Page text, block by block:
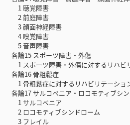
1 聴覚障害
2 前庭障害
3 顔面神経障害
4 嗅覚障害
5 音声障害
各論15 スポーツ障害・外傷
1 スポーツ障害・外傷に対するリハビ
各論16 骨粗鬆症
1 骨粗鬆症に対するリハビリテーショ
各論17 サルコペニア・ロコモティブシ
1 サルコペニア
2 ロコモティブシンドローム
3 フレイル